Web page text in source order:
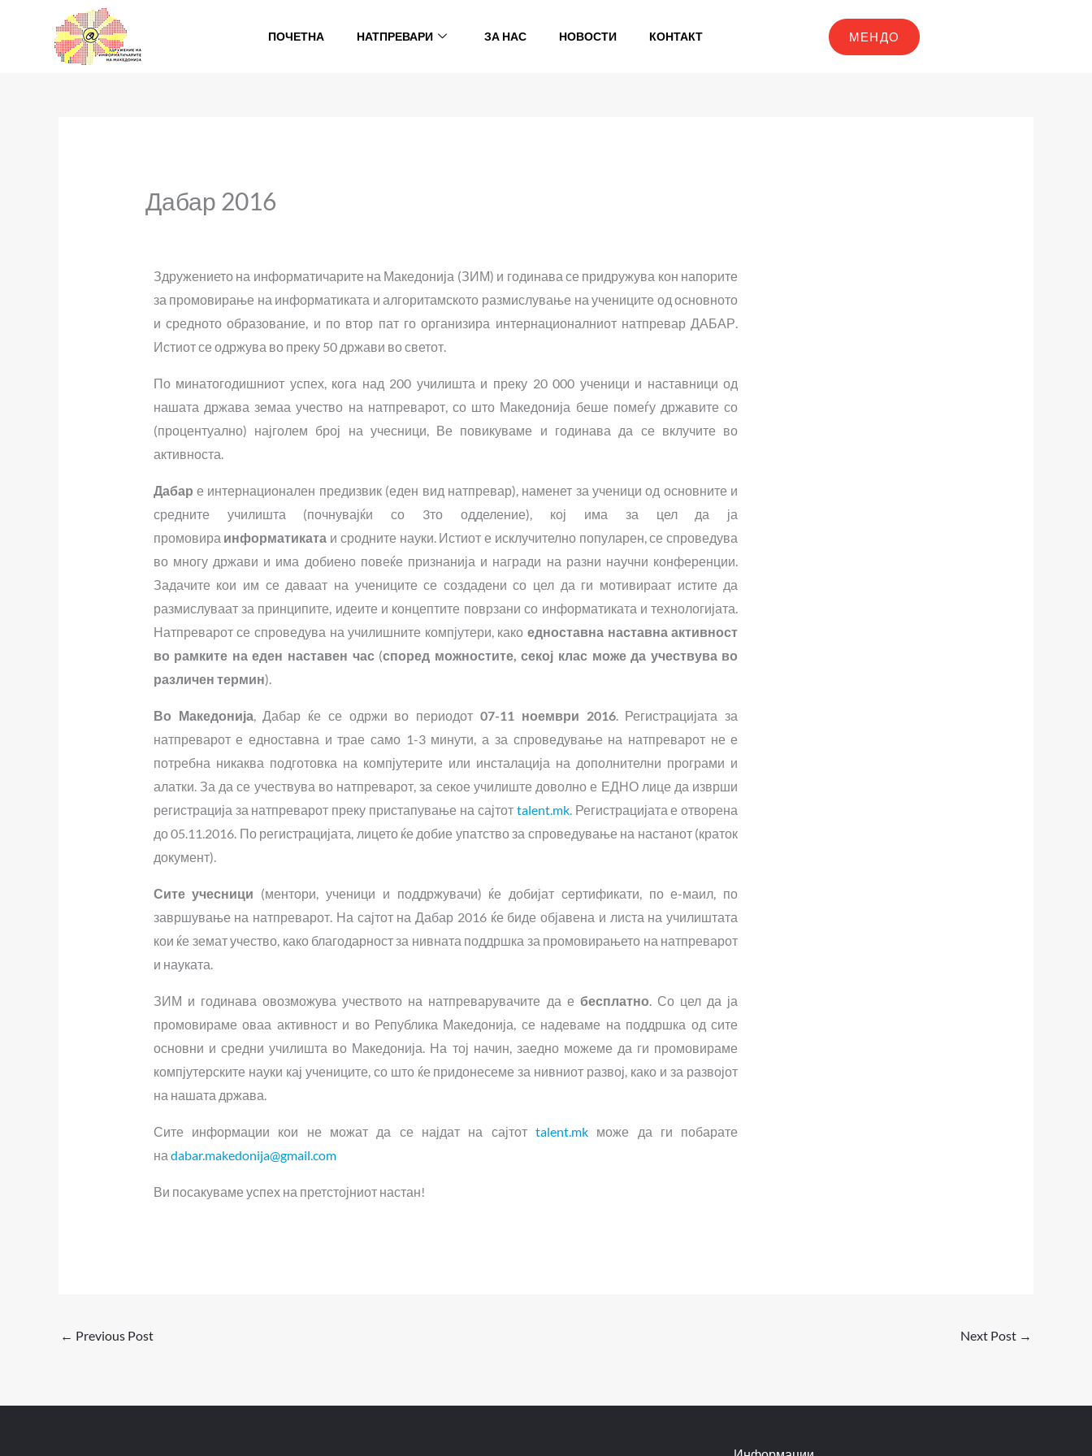
ПОЧЕТНА НАТПРЕВАРИ ЗА НАС НОВОСТИ КОНТАКТ МЕНДО
Дабар 2016
Здружението на информатичарите на Македонија (ЗИМ) и годинава се придружува кон напорите
за промовирање на информатиката и алгоритамското размислување на учениците од основното
и средното образование, и по втор пат го организира интернационалниот натпревар ДАБАР.
Истиот се одржува во преку 50 држави во светот.
По минатогодишниот успех, кога над 200 училишта и преку 20 000 ученици и наставници од
нашата држава земаа учество на натпреварот, со што Македонија беше помеѓу државите со
(процентуално) најголем број на учесници, Ве повикуваме и годинава да се вклучите во
активноста.
Дабар е интернационален предизвик (еден вид натпревар), наменет за ученици од основните и
средните училишта (почнувајќи со 3то одделение), кој има за цел да ја
промовира информатиката и сродните науки. Истиот е исклучително популарен, се спроведува
во многу држави и има добиено повеќе признанија и награди на разни научни конференции.
Задачите кои им се даваат на учениците се создадени со цел да ги мотивираат истите да
размислуваат за принципите, идеите и концептите поврзани со информатиката и технологијата.
Натпреварот се спроведува на училишните компјутери, какоедноставна наставна активност
во рамките на еден наставен час(според можностите, секој клас може да учествува во
различен термин).
Во Македонија, Дабар ќе се одржи во периодот07-11 ноември 2016. Регистрацијата за
натпреварот е едноставна и трае само 1-3 минути, а за спроведување на натпреварот не е
потребна никаква подготовка на компјутерите или инсталација на дополнителни програми и
алатки. За да се учествува во натпреварот, за секое училиште доволно е ЕДНО лице да изврши
регистрација за натпреварот преку пристапување на сајтот talent.mk. Регистрацијата е отворена
до 05.11.2016. По регистрацијата, лицето ќе добие упатство за спроведување на настанот (краток
документ).
Сите учесници (ментори, ученици и поддржувачи) ќе добијат сертификати, по е-маил, по
завршување на натпреварот. На сајтот на Дабар 2016 ќе биде објавена и листа на училиштата
кои ќе земат учество, како благодарност за нивната поддршка за промовирањето на натпреварот
и науката.
ЗИМ и годинава овозможува учеството на натпреварувачите да е бесплатно. Со цел да ја
промовираме оваа активност и во Република Македонија, се надеваме на поддршка од сите
основни и средни училишта во Македонија. На тој начин, заедно можеме да ги промовираме
компјутерските науки кај учениците, со што ќе придонесеме за нивниот развој, како и за развојот
на нашата држава.
Сите информации кои не можат да се најдат на сајтот talent.mkможе да ги побарате
на dabar.makedonija@gmail.com
Ви посакуваме успех на претстојниот настан!
← Previous Post Next Post →